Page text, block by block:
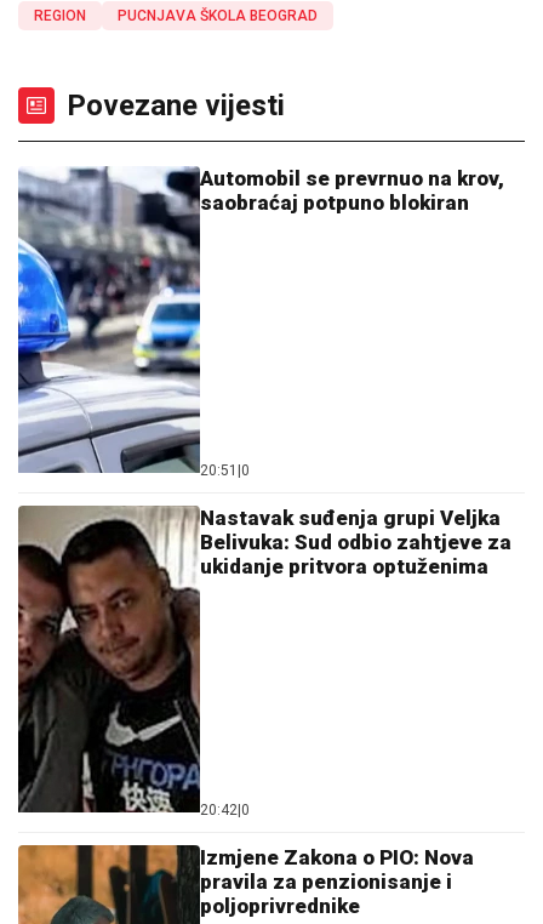
REGION PUCNJAVA ŠKOLA BEOGRAD
Povezane vijesti
Automobil se prevrnuo na krov,
saobraćaj potpuno blokiran
20:51 0
Nastavak suđenja grupi Veljka
Belivuka: Sud odbio zahtjeve za
ukidanje pritvora optuženima
20:42 0
Izmjene Zakona o PIO: Nova
pravila za penzionisanje i
poljoprivrednike